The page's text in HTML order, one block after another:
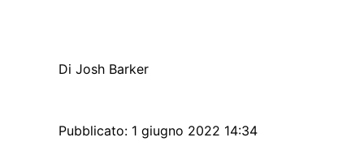
Di Josh Barker
Pubblicato: 1 giugno 2022 14:34